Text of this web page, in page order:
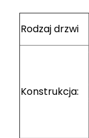
Rodzaj drzwi
Konstrukcja: